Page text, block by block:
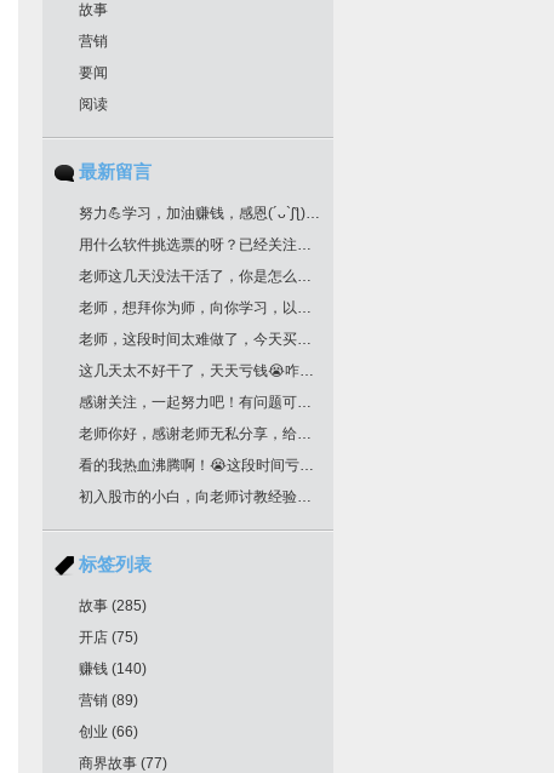
故事
营销
要闻
阅读
最新留言
努力💪学习，加油赚钱，感恩(´ᴗ`ʃƪ)老师分享干货
用什么软件挑选票的呀？已经关注您很久了！
老师这几天没法干活了，你是怎么挑选票票的？
老师，想拜你为师，向你学习，以邮箱联系你了，请回复为盼。
老师，这段时间太难做了，今天买明天跌，老师文中作业，是不是最后一根k线是卖点，前一根k线是买点？不知道对不对？请多多指教！
这几天太不好干了，天天亏钱😭咋办老师
感谢关注，一起努力吧！有问题可以留言
老师你好，感谢老师无私分享，给你邮箱留言了哈，我要学习交易技术课程！一定给我回复哈
看的我热血沸腾啊！😭这段时间亏惨了
初入股市的小白，向老师讨教经验！收藏了
标签列表
故事 (285)
开店 (75)
赚钱 (140)
营销 (89)
创业 (66)
商界故事 (77)